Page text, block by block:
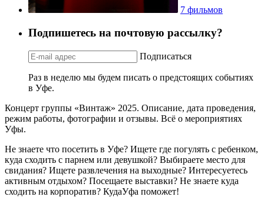
7 фильмов
Подпишетесь на почтовую рассылку?
Подписаться
Раз в неделю мы будем писать о предстоящих событиях
в Уфе.
Концерт группы «Винтаж» 2025. Описание, дата проведения,
режим работы, фотографии и отзывы. Всё о мероприятиях
Уфы.
Не знаете что посетить в Уфе? Ищете где погулять с ребенком,
куда сходить с парнем или девушкой? Выбираете место для
свидания? Ищете развлечения на выходные? Интересуетесь
активным отдыхом? Посещаете выставки? Не знаете куда
сходить на корпоратив? КудаУфа поможет!